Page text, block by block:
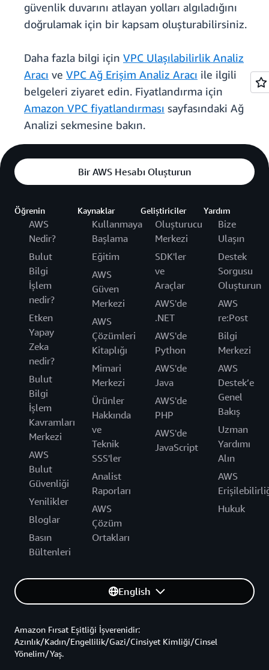
güvenlik duvarını atlayan yolları algıladığını
doğrulamak için bir kapsam oluşturabilirsiniz.
Daha fazla bilgi için VPC Ulaşılabilirlik Analiz
Aracı ve VPC Ağ Erişim Analiz Aracı ile ilgili
belgeleri ziyaret edin. Fiyatlandırma için
Amazon VPC fiyatlandırması sayfasındaki Ağ
Analizi sekmesine bakın.
Bir AWS Hesabı Oluşturun
Öğrenin
AWS
Nedir?
Bulut
Bilgi
İşlem
nedir?
Etken
Yapay
Zeka
nedir?
Bulut
Bilgi
İşlem
Kavramları
Merkezi
AWS
Bulut
Güvenliği
Yenilikler
Bloglar
Basın
Bültenleri
Kaynaklar
Kullanmaya
Başlama
Eğitim
AWS
Güven
Merkezi
AWS
Çözümleri
Kitaplığı
Mimari
Merkezi
Ürünler
Hakkında
ve
Teknik
SSS'ler
Analist
Raporları
AWS
Çözüm
Ortakları
Geliştiriciler
Oluşturucu
Merkezi
SDK'ler
ve
Araçlar
AWS'de
.NET
AWS'de
Python
AWS'de
Java
AWS'de
PHP
AWS'de
JavaScript
Yardım
Bize
Ulaşın
Destek
Sorgusu
Oluşturun
AWS
re:Post
Bilgi
Merkezi
AWS
Destek’e
Genel
Bakış
Uzman
Yardımı
Alın
AWS
Hukuk
English
Amazon Fırsat Eşitliği İşverenidir:
Azınlık/Kadın/Engellilik/Gazi/Cinsiyet Kimliği/Cinsel
Yönelim/Yaş.